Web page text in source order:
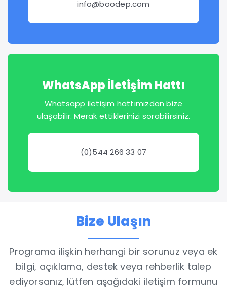
info@boodep.com
WhatsApp İletişim Hattı
Whatsapp iletişim hattımızdan bize
ulaşabilir. Merak ettiklerinizi sorabilirsiniz.
(0)544 266 33 07
Bize Ulaşın
Programa ilişkin herhangi bir sorunuz veya ek
bilgi, açıklama, destek veya rehberlik talep
ediyorsanız, lütfen aşağıdaki iletişim formunu